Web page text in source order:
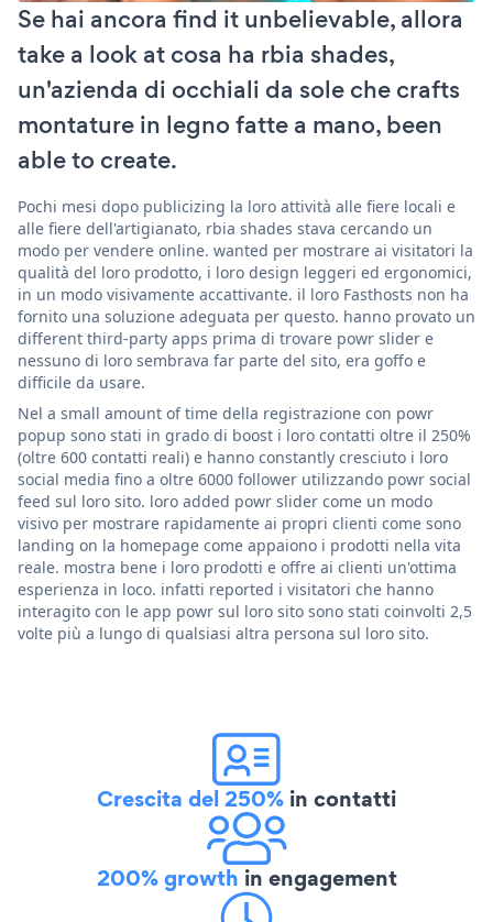
Se hai ancora find it unbelievable, allora
take a look at cosa ha rbia shades,
un'azienda di occhiali da sole che crafts
montature in legno fatte a mano, been
able to create.
Pochi mesi dopo publicizing la loro attività alle fiere locali e
alle fiere dell'artigianato, rbia shades stava cercando un
modo per vendere online. wanted per mostrare ai visitatori la
qualità del loro prodotto, i loro design leggeri ed ergonomici,
in un modo visivamente accattivante. il loro Fasthosts non ha
fornito una soluzione adeguata per questo. hanno provato un
different third-party apps prima di trovare powr slider e
nessuno di loro sembrava far parte del sito, era goffo e
difficile da usare.
Nel a small amount of time della registrazione con powr
popup sono stati in grado di boost i loro contatti oltre il 250%
(oltre 600 contatti reali) e hanno constantly cresciuto i loro
social media fino a oltre 6000 follower utilizzando powr social
feed sul loro sito. loro added powr slider come un modo
visivo per mostrare rapidamente ai propri clienti come sono
landing on la homepage come appaiono i prodotti nella vita
reale. mostra bene i loro prodotti e offre ai clienti un'ottima
esperienza in loco. infatti reported i visitatori che hanno
interagito con le app powr sul loro sito sono stati coinvolti 2,5
volte più a lungo di qualsiasi altra persona sul loro sito.
Crescita del 250% in contatti
200% growth in engagement